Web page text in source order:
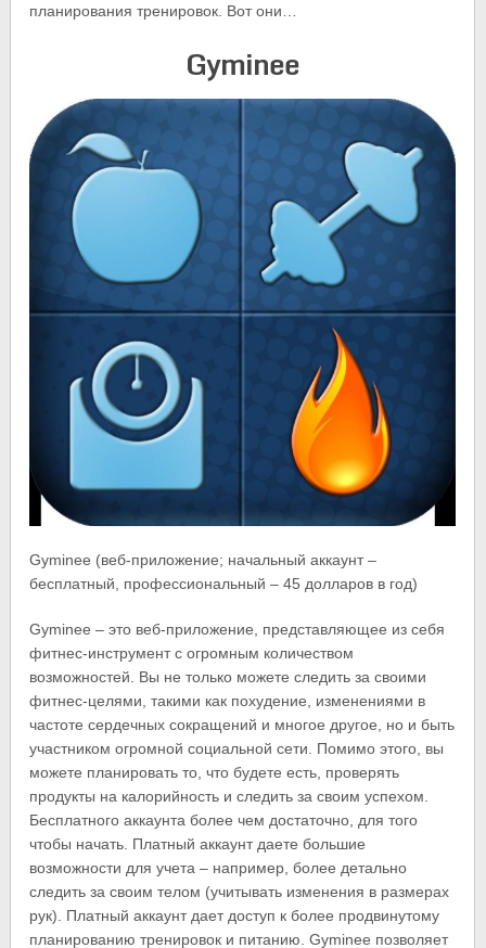
планирования тренировок. Вот они…
Gyminee
Gyminee (веб-приложение; начальный аккаунт –
бесплатный, профессиональный – 45 долларов в год)
Gyminee – это веб-приложение, представляющее из себя
фитнес-инструмент с огромным количеством
возможностей. Вы не только можете следить за своими
фитнес-целями, такими как похудение, изменениями в
частоте сердечных сокращений и многое другое, но и быть
участником огромной социальной сети. Помимо этого, вы
можете планировать то, что будете есть, проверять
продукты на калорийность и следить за своим успехом.
Бесплатного аккаунта более чем достаточно, для того
чтобы начать. Платный аккаунт даете большие
возможности для учета – например, более детально
следить за своим телом (учитывать изменения в размерах
рук). Платный аккаунт дает доступ к более продвинутому
планированию тренировок и питанию. Gyminee позволяет